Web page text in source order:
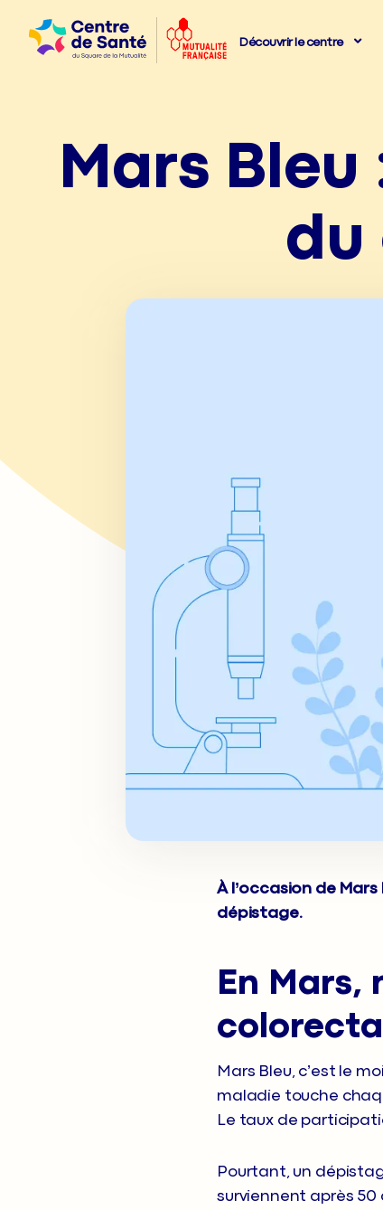
Découvrir le centre
Mars
du
À l’occasion de
dépistage.
En
Mars Bleu, c’est le
maladie touche
Le taux de
Pourtant, un
surviennent après 50